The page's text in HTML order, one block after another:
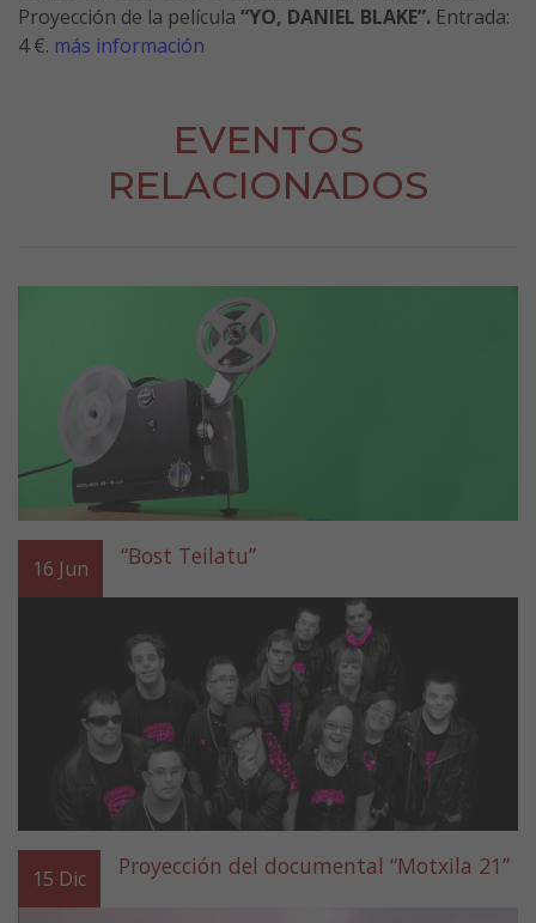
Proyección de la película “YO, DANIEL BLAKE”. Entrada:
4 €. más información
EVENTOS
RELACIONADOS
16 Jun “Bost Teilatu”
15 Dic Proyección del documental “Motxila 21”